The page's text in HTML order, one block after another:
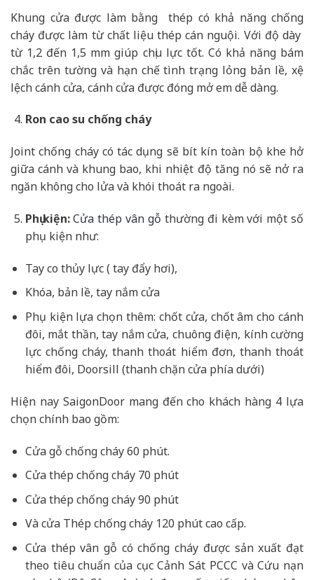
Khung cửa được làm bằng thép có khả năng chống
cháy được làm từ chất liệu thép cán nguội. Với độ dày
từ 1,2 đến 1,5 mm giúp chịu lực tốt. Có khả năng bám
chắc trên tường và hạn chế tình trạng lỏng bản lề, xệ
lệch cánh cửa, cánh cửa được đóng mở em dễ dàng.
Ron cao su chống cháy
Joint chống cháy có tác dụng sẽ bít kín toàn bộ khe hở
giữa cánh và khung bao, khi nhiệt độ tăng nó sẽ nở ra
ngăn không cho lửa và khói thoát ra ngoài.
Phụ kiện:Cửa thép vân gỗ thường đi kèm với một số
phụ kiện như:
Tay co thủy lực ( tay đẩy hơi),
Khóa, bản lề, tay nắm cửa
Phụ kiện lựa chọn thêm: chốt cửa, chốt âm cho cánh
đôi, mắt thần, tay nắm cửa, chuông điện, kính cường
lực chống cháy, thanh thoát hiểm đơn, thanh thoát
hiểm đôi, Doorsill (thanh chặn cửa phía dưới)
Hiện nay SaigonDoor mang đến cho khách hàng 4 lựa
chọn chính bao gồm:
Cửa gỗ chống cháy 60 phút.
Cửa thép chống cháy 70 phút
Cửa thép chống cháy 90 phút
Và cửa Thép chống cháy 120 phút cao cấp.
Cửa thép vân gỗ có chống cháy được sản xuất đạt
theo tiêu chuẩn của cục Cảnh Sát PCCC và Cứu nạn